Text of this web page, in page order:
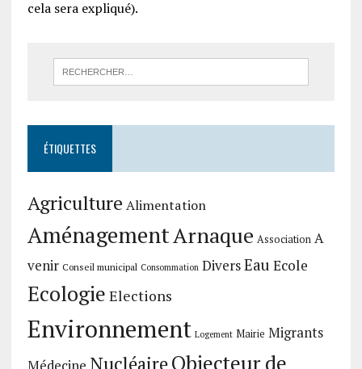
cela sera expliqué).
ÉTIQUETTES
Agriculture Alimentation
AménagementArnaque Association A
venir Conseil municipal Consommation DiversEau Ecole
Ecologie Elections
Environnement Logement Mairie Migrants
NucléaireObjecteur de